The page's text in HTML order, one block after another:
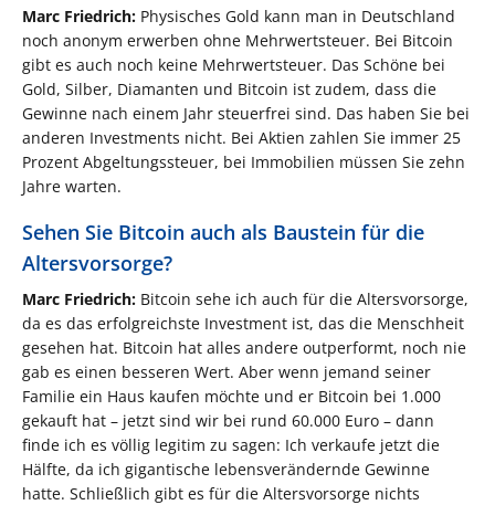
Marc Friedrich: Physisches Gold kann man in Deutschland
noch anonym erwerben ohne Mehrwertsteuer. Bei Bitcoin
gibt es auch noch keine Mehrwertsteuer. Das Schöne bei
Gold, Silber, Diamanten und Bitcoin ist zudem, dass die
Gewinne nach einem Jahr steuerfrei sind. Das haben Sie bei
anderen Investments nicht. Bei Aktien zahlen Sie immer 25
Prozent Abgeltungssteuer, bei Immobilien müssen Sie zehn
Jahre warten.
Sehen Sie Bitcoin auch als Baustein für die
Altersvorsorge?
Marc Friedrich: Bitcoin sehe ich auch für die Altersvorsorge,
da es das erfolgreichste Investment ist, das die Menschheit
gesehen hat. Bitcoin hat alles andere outperformt, noch nie
gab es einen besseren Wert. Aber wenn jemand seiner
Familie ein Haus kaufen möchte und er Bitcoin bei 1.000
gekauft hat – jetzt sind wir bei rund 60.000 Euro – dann
finde ich es völlig legitim zu sagen: Ich verkaufe jetzt die
Hälfte, da ich gigantische lebensverändernde Gewinne
hatte. Schließlich gibt es für die Altersvorsorge nichts